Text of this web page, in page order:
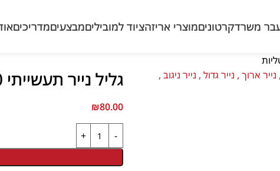
משרדקרטוניםמוצרי אריזהציוד למוביליםמבצעיםמדריכים
גליל נייר תעשייתי 1000 מטליות
₪80.00